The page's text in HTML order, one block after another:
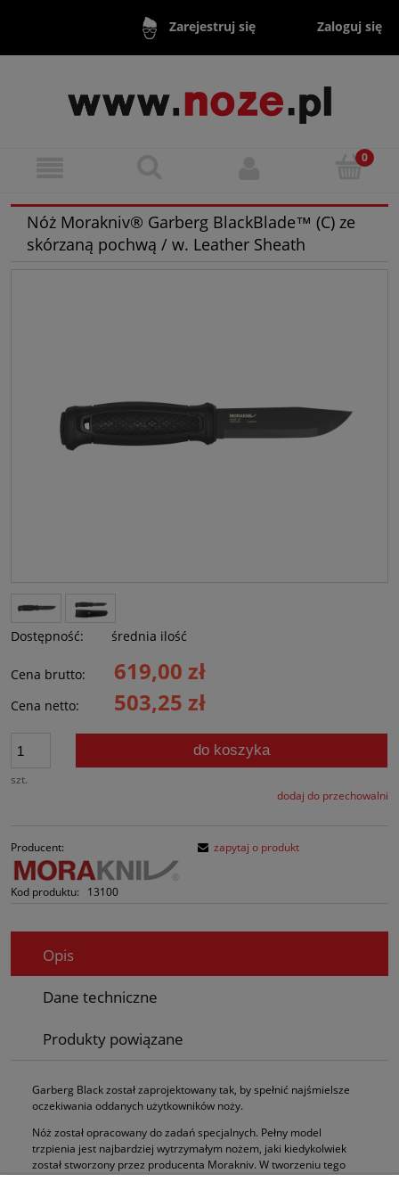
Zarejestruj się Zaloguj się
Nóż Morakniv® Garberg BlackBlade™ (C) ze
skórzaną pochwą / w. Leather Sheath
Dostępność: średnia ilość
Cena brutto: 619,00 zł
Cena netto: 503,25 zł
szt.
do koszyka
dodaj do przechowalni
Producent:
Kod produktu: 13100
zapytaj o produkt
Opis
Dane techniczne
Produkty powiązane
Garberg Black został zaprojektowany tak, by spełnić najśmielsze
oczekiwania oddanych użytkowników noży.
Nóż został opracowany do zadań specjalnych. Pełny model
trzpienia jest najbardziej wytrzymałym nożem, jaki kiedykolwiek
został stworzony przez producenta Morakniv. W tworzeniu tego